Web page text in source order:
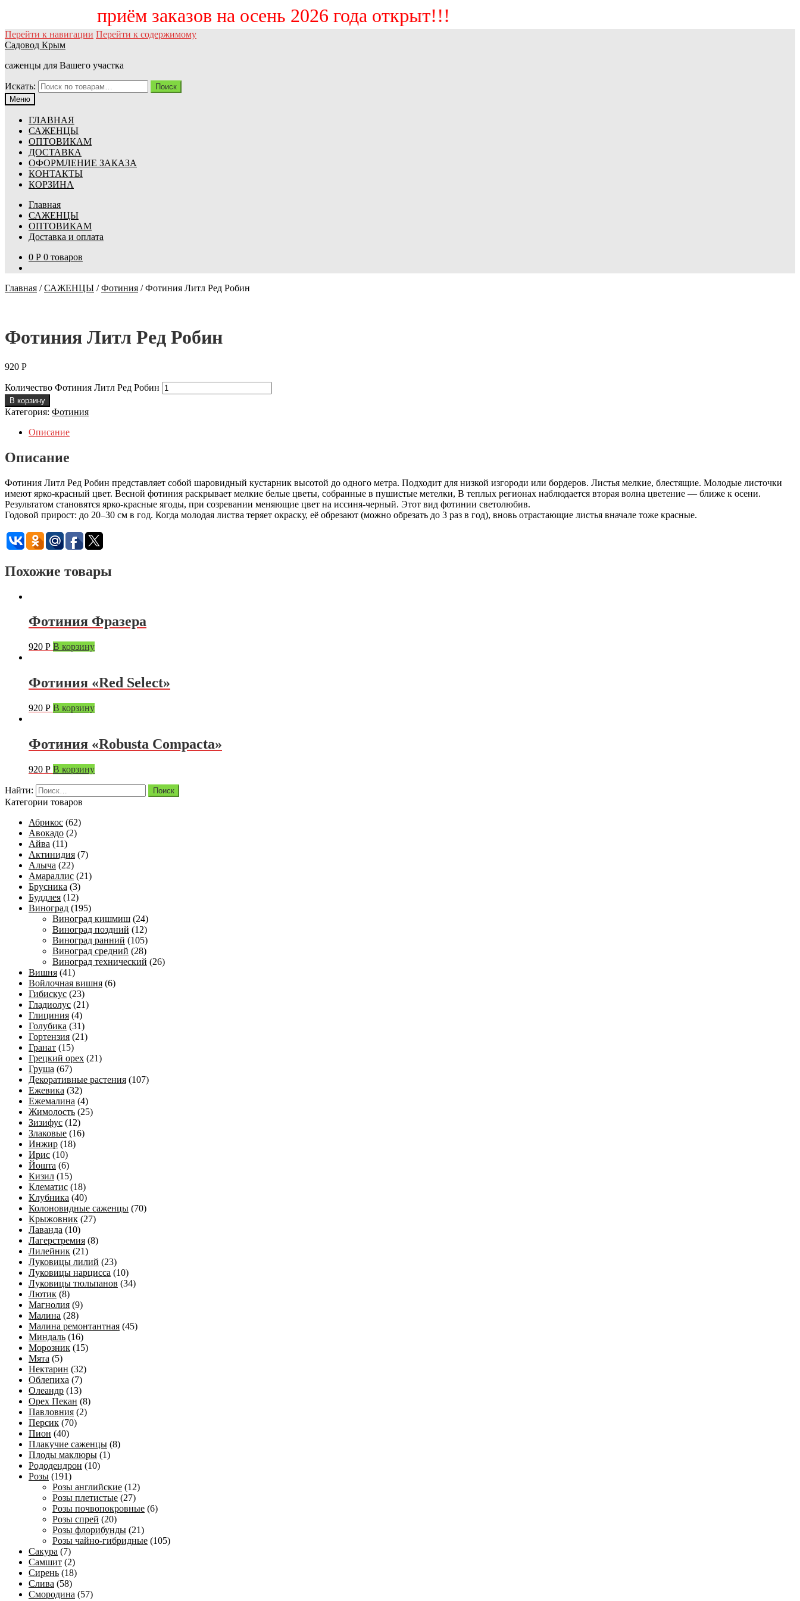
приём заказов на осень 2026 года открыт!!!
Перейти к навигации Перейти к содержимому
Садовод Крым
саженцы для Вашего участка
Искать:
Поиск
Меню
ГЛАВНАЯ
САЖЕНЦЫ
ОПТОВИКАМ
ДОСТАВКА
ОФОРМЛЕНИЕ ЗАКАЗА
КОНТАКТЫ
КОРЗИНА
Главная
САЖЕНЦЫ
ОПТОВИКАМ
Доставка и оплата
0 Р 0 товаров
Главная /САЖЕНЦЫ /Фотиния /Фотиния Литл Ред Робин
Фотиния Литл Ред Робин
920 Р
Количество Фотиния Литл Ред Робин
В корзину
Категория: Фотиния
Описание
Описание
Фотиния Литл Ред Робин представляет собой шаровидный кустарник высотой до одного метра. Подходит для низкой изгороди или бордеров. Листья мелкие, блестящие. Молодые листочки
имеют ярко-красный цвет. Весной фотиния раскрывает мелкие белые цветы, собранные в пушистые метелки, В теплых регионах наблюдается вторая волна цветение — ближе к осени.
Результатом становятся ярко-красные ягоды, при созревании меняющие цвет на иссиня-черный. Этот вид фотинии светолюбив.
Годовой прирост: до 20–30 см в год. Когда молодая листва теряет окраску, её обрезают (можно обрезать до 3 раз в год), вновь отрастающие листья вначале тоже красные.
Похожие товары
Фотиния Фразера
920 Р В корзину
Фотиния «Red Select»
920 Р В корзину
Фотиния «Robusta Compacta»
920 Р В корзину
Найти:
Категории товаров
Абрикос (62)
Авокадо (2)
Айва (11)
Актинидия (7)
Алыча (22)
Амараллис (21)
Брусника (3)
Буддлея (12)
Виноград (195)
Виноград кишмиш (24)
Виноград поздний (12)
Виноград ранний (105)
Виноград средний (28)
Виноград технический (26)
Вишня (41)
Войлочная вишня (6)
Гибискус (23)
Гладиолус (21)
Глициния (4)
Голубика (31)
Гортензия (21)
Гранат (15)
Грецкий орех (21)
Груша (67)
Декоративные растения (107)
Ежевика (32)
Ежемалина (4)
Жимолость (25)
Зизифус (12)
Злаковые (16)
Инжир (18)
Ирис (10)
Йошта (6)
Кизил (15)
Клематис (18)
Клубника (40)
Колоновидные саженцы (70)
Крыжовник (27)
Лаванда (10)
Лагерстремия (8)
Лилейник (21)
Луковицы лилий (23)
Луковицы нарцисса (10)
Луковицы тюльпанов (34)
Лютик (8)
Магнолия (9)
Малина (28)
Малина ремонтантная (45)
Миндаль (16)
Морозник (15)
Мята (5)
Нектарин (32)
Облепиха (7)
Олеандр (13)
Орех Пекан (8)
Павловния (2)
Персик (70)
Пион (40)
Плакучие саженцы (8)
Плоды маклюры (1)
Рододендрон (10)
Розы (191)
Розы английские (12)
Розы плетистые (27)
Розы почвопокровные (6)
Розы спрей (20)
Розы флорибунды (21)
Розы чайно-гибридные (105)
Сакура (7)
Самшит (2)
Сирень (18)
Слива (58)
Смородина (57)